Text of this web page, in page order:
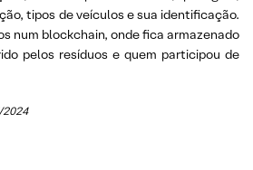
tipos de veículos e sua identificação.
num blockchain, onde fica armazenado
pelos resíduos e quem participou de
2024